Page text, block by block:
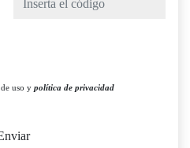
uso y política de privacidad